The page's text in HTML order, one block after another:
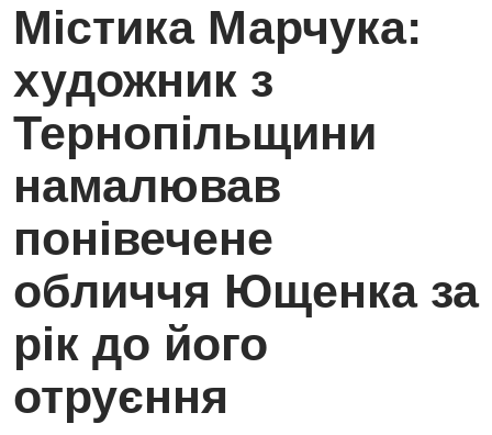
Містика Марчука:
художник з
Тернопільщини
намалював
понівечене
обличчя Ющенка за
рік до його
отруєння